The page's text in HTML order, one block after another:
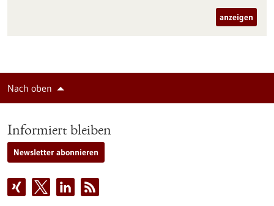
anzeigen
Nach oben
Informiert bleiben
Newsletter abonnieren